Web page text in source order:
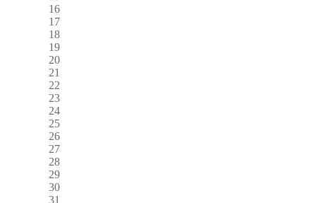
16
17
18
19
20
21
22
23
24
25
26
27
28
29
30
31